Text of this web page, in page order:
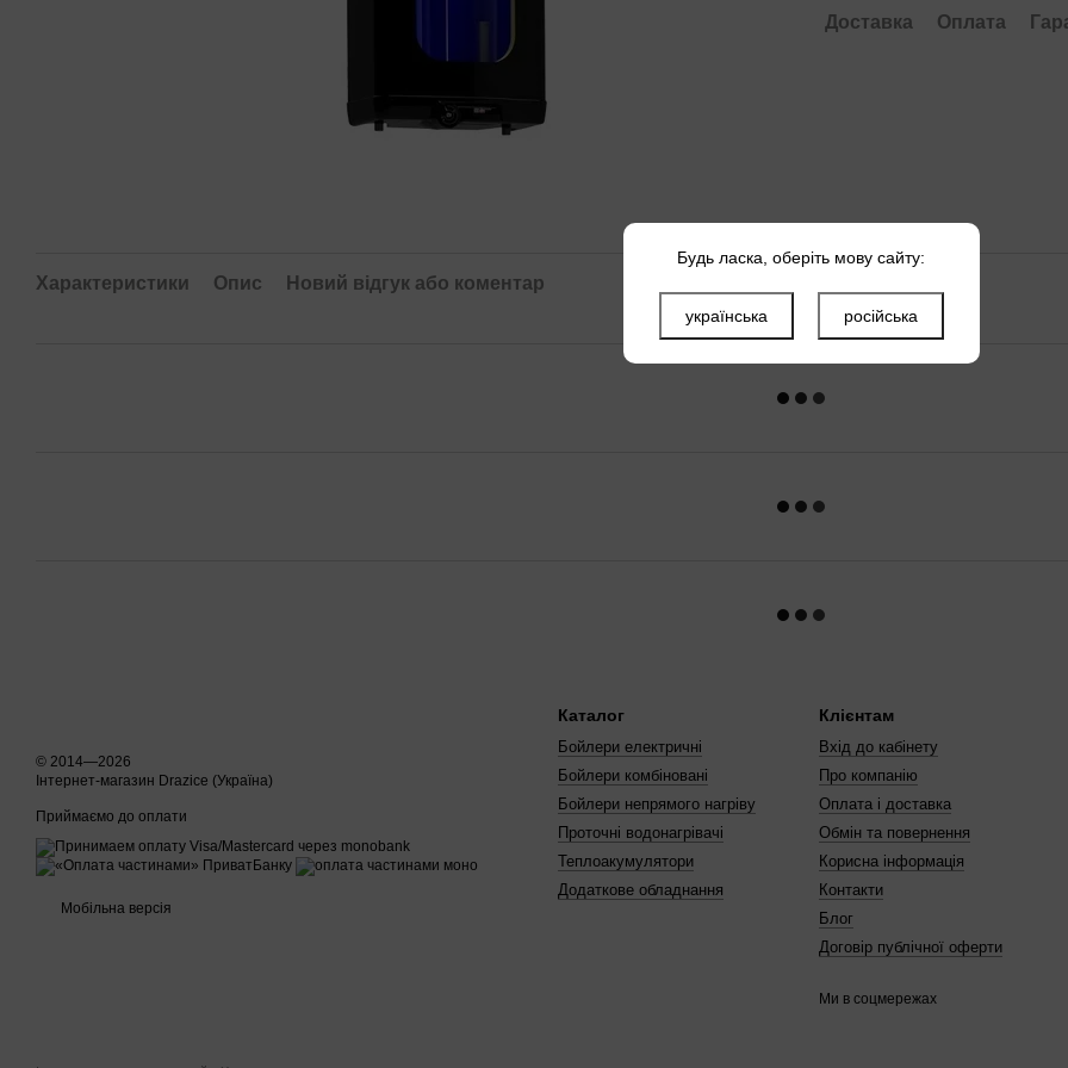
Доставка Оплата
Характеристики Опис Новий відгук або коментар
© 2014—2026
Інтернет-магазин Drazice (Україна)
Приймаємо до оплати
Мобільна версія
Каталог
Бойлери електричні
Бойлери комбіновані
Бойлери непрямого нагріву
Проточні водонагрівачі
Теплоакумулятори
Додаткове обладнання
Клієнтам
Вхід до кабінету
Про компанію
Оплата і доставка
Обмін та повернення
Корисна інформація
Контакти
Блог
Договір публічної оферти
Ми в соцмережах
Будь ласка, оберіть мову сайту:
українська російська